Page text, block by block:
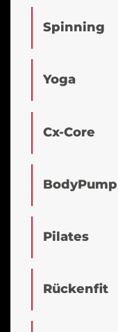
Spinning
Yoga
Cx-Core
BodyPump
Pilates
Rückenfit